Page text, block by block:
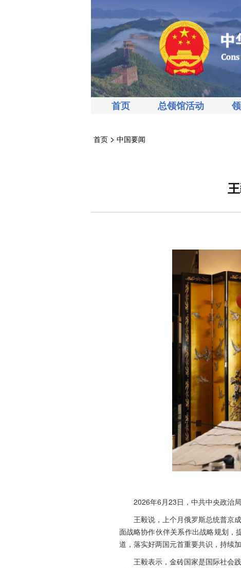
首页 总领馆活动
首页> 中国要闻
2026年6月23日，中共中央政治
王毅说，上个月俄罗斯总统普京
面战略协作伙伴关系作出战略规划，
道，落实好两国元首重要共识，持续
王毅表示，金砖国家是国际社会